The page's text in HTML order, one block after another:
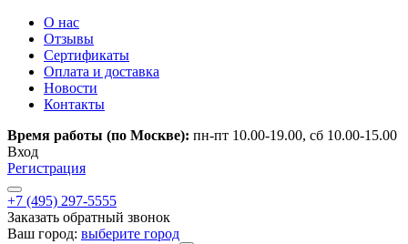
О нас
Отзывы
Сертификаты
Оплата и доставка
Новости
Контакты
Время работы (по Москве): пн-пт 10.00-19.00, сб 10.00-15.00
Вход
Регистрация
+7 (495) 297-5555
Заказать обратный звонок
Ваш город: выберите город